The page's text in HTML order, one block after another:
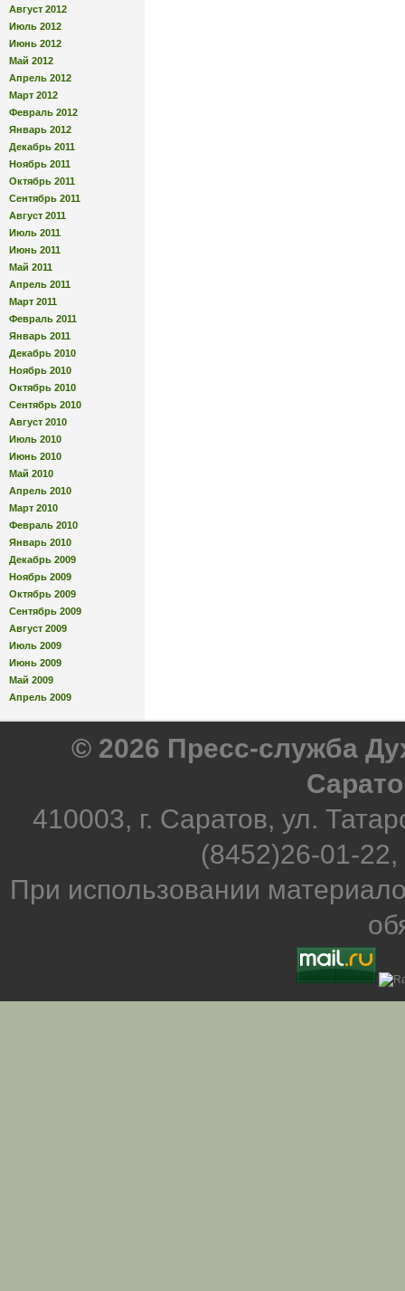
Август 2012
Июль 2012
Июнь 2012
Май 2012
Апрель 2012
Март 2012
Февраль 2012
Январь 2012
Декабрь 2011
Ноябрь 2011
Октябрь 2011
Сентябрь 2011
Август 2011
Июль 2011
Июнь 2011
Май 2011
Апрель 2011
Март 2011
Февраль 2011
Январь 2011
Декабрь 2010
Ноябрь 2010
Октябрь 2010
Сентябрь 2010
Август 2010
Июль 2010
Июнь 2010
Май 2010
Апрель 2010
Март 2010
Февраль 2010
Январь 2010
Декабрь 2009
Ноябрь 2009
Октябрь 2009
Сентябрь 2009
Август 2009
Июль 2009
Июнь 2009
Май 2009
Апрель 2009
© 2026 Пресс-служба
410003, г. Саратов, ул.
(8452)26-01-
При использовании